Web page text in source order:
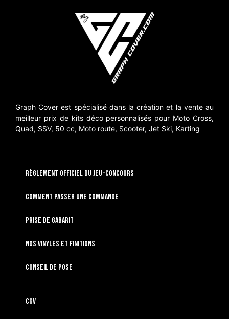
Graph Cover est spécialisé dans la création et la vente au
meilleur prix de kits déco personnalisés pour Moto Cross,
Quad, SSV, 50 cc, Moto route, Scooter, Jet Ski, Karting
RÈGLEMENT OFFICIEL DU JEU-CONCOURS
Comment passer une commande
Prise de gabarit
Nos vinyles et finitions
Conseil de pose
CGV